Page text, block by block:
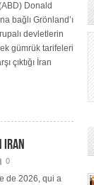
Donald
bağlı Grönland’ı
devletlerin
gümrük tarifeleri
çıktığı İran
IRAN
0
de 2026, qui a